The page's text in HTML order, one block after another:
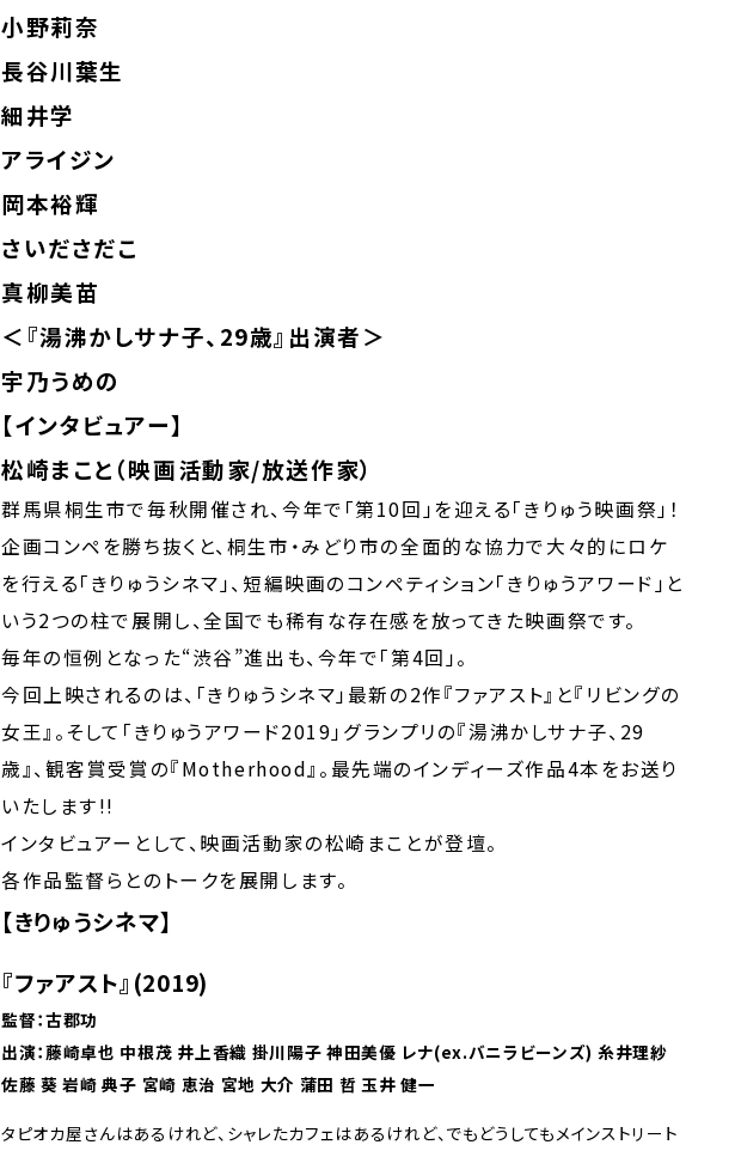
小野莉奈
長谷川葉生
細井学
アライジン
岡本裕輝
さいださだこ
真柳美苗
＜『湯沸かしサナ子、29歳』出演者＞
宇乃うめの
【インタビュアー】
松崎まこと（映画活動家/放送作家）
群馬県桐生市で毎秋開催され、今年で「第10回」を迎える「きりゅう映画祭」！
企画コンペを勝ち抜くと、桐生市・みどり市の全面的な協力で大々的にロケ
を行える「きりゅうシネマ」、短編映画のコンペティション「きりゅうアワード」と
いう2つの柱で展開し、全国でも稀有な存在感を放ってきた映画祭です。
毎年の恒例となった“渋谷”進出も、今年で「第4回」。
今回上映されるのは、「きりゅうシネマ」最新の2作『ファアスト』と『リビングの
女王』。そして「きりゅうアワード2019」グランプリの『湯沸かしサナ子、 29
歳』、観客賞受賞の『Motherhood』。 最先端のインディーズ作品4本をお送り
いたします!!
インタビュアーとして、映画活動家の松崎まことが登壇。
各作品監督らとのトークを展開します。
【きりゅうシネマ】
『ファアスト』(2019)
監督：古郡功
出演：藤崎卓也 中根茂 井上香織 掛川陽子 神田美優 レナ(ex.バニラビーンズ) 糸井理紗
佐藤 葵 岩崎 典子 宮崎 恵治 宮地 大介 蒲田 哲 玉井 健一
タピオカ屋さんはあるけれど、シャレたカフェはあるけれど、でもどうしてもメインストリート